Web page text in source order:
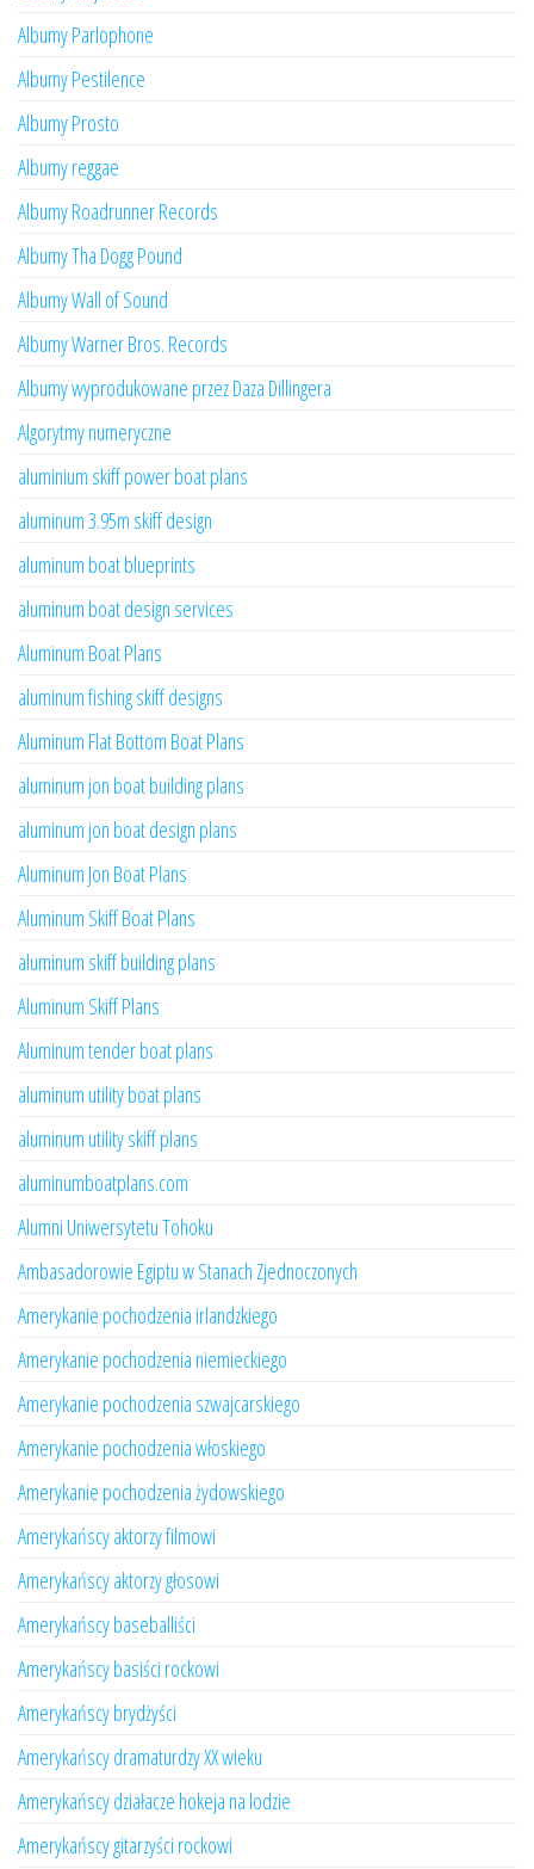
Albumy Parlophone
Albumy Pestilence
Albumy Prosto
Albumy reggae
Albumy Roadrunner Records
Albumy Tha Dogg Pound
Albumy Wall of Sound
Albumy Warner Bros. Records
Albumy wyprodukowane przez Daza Dillingera
Algorytmy numeryczne
aluminium skiff power boat plans
aluminum 3.95m skiff design
aluminum boat blueprints
aluminum boat design services
Aluminum Boat Plans
aluminum fishing skiff designs
Aluminum Flat Bottom Boat Plans
aluminum jon boat building plans
aluminum jon boat design plans
Aluminum Jon Boat Plans
Aluminum Skiff Boat Plans
aluminum skiff building plans
Aluminum Skiff Plans
Aluminum tender boat plans
aluminum utility boat plans
aluminum utility skiff plans
aluminumboatplans.com
Alumni Uniwersytetu Tohoku
Ambasadorowie Egiptu w Stanach Zjednoczonych
Amerykanie pochodzenia irlandzkiego
Amerykanie pochodzenia niemieckiego
Amerykanie pochodzenia szwajcarskiego
Amerykanie pochodzenia włoskiego
Amerykanie pochodzenia żydowskiego
Amerykańscy aktorzy filmowi
Amerykańscy aktorzy głosowi
Amerykańscy baseballiści
Amerykańscy basiści rockowi
Amerykańscy brydżyści
Amerykańscy dramaturdzy XX wieku
Amerykańscy działacze hokeja na lodzie
Amerykańscy gitarzyści rockowi